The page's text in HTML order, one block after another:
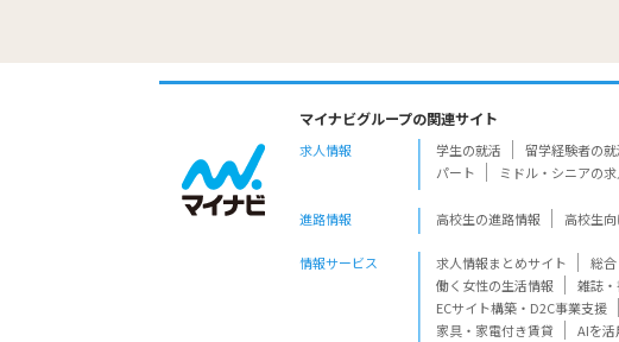
マイナビグループの関連サイト
求人情報 学生の就活 留学経験者の就
パート
ミドル・シニアの求
進路情報 高校生の進路情報 高校生
情報サービス 求人情報まとめサイト 総
働く女性の生活情報
雑誌
ECサイト構築・D2C事業支援
家具・家電付き賃貸
AIを活